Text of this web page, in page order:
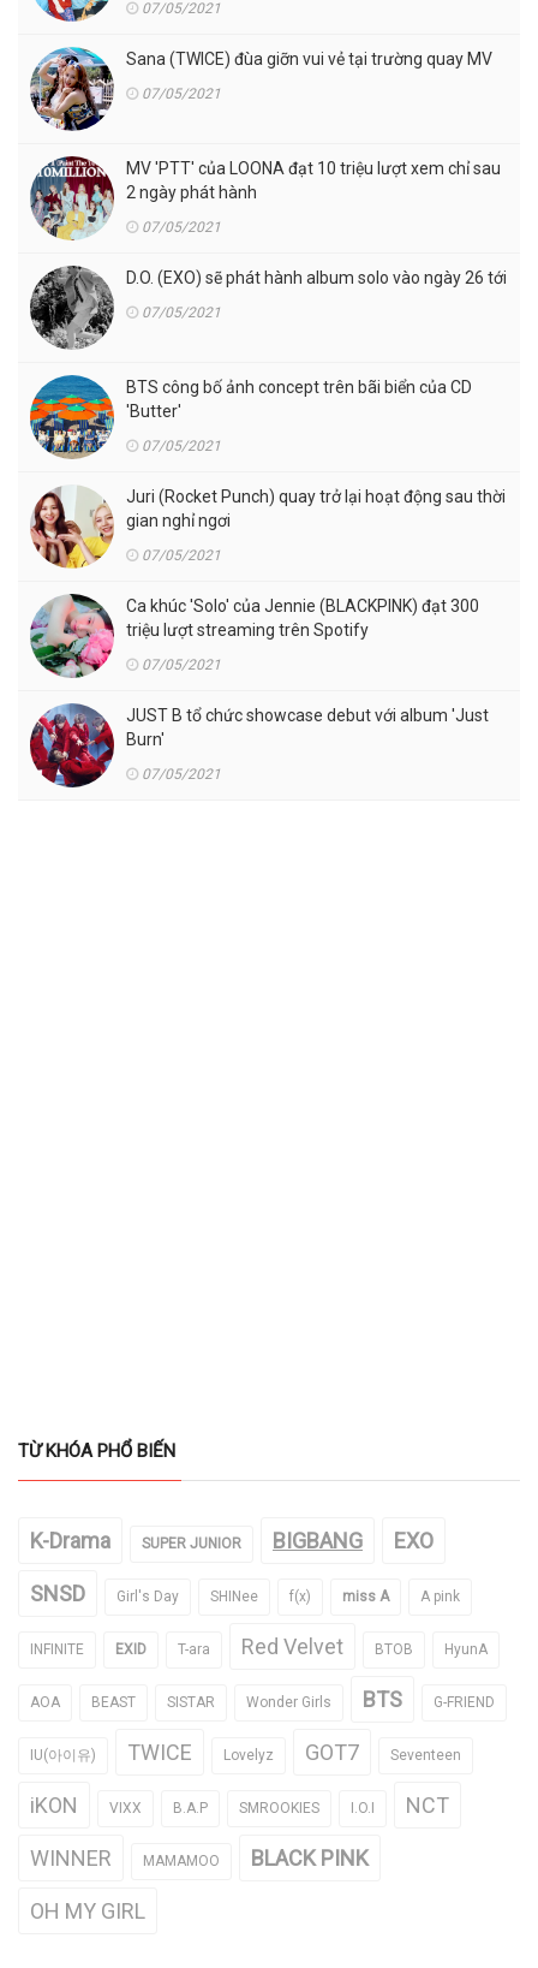
07/05/2021
Sana (TWICE) đùa giỡn vui vẻ tại trường quay MV
07/05/2021
MV 'PTT' của LOONA đạt 10 triệu lượt xem chỉ sau
2 ngày phát hành
07/05/2021
D.O. (EXO) sẽ phát hành album solo vào ngày 26 tới
07/05/2021
BTS công bố ảnh concept trên bãi biển của CD
'Butter'
07/05/2021
Juri (Rocket Punch) quay trở lại hoạt động sau thời
gian nghỉ ngơi
07/05/2021
Ca khúc 'Solo' của Jennie (BLACKPINK) đạt 300
triệu lượt streaming trên Spotify
07/05/2021
JUST B tổ chức showcase debut với album 'Just
Burn'
07/05/2021
TỪ KHÓA PHỔ BIẾN
K-Drama SUPER JUNIOR BIGBANG EXO
SNSD Girl's Day SHINee f(x) miss A A pink
INFINITE EXID T-ara Red Velvet BTOB HyunA
AOA BEAST SISTAR Wonder Girls BTS G-FRIEND
IU(아이유) TWICE Lovelyz GOT7 Seventeen
iKON VIXX B.A.P SMROOKIES I.O.I NCT
WINNER MAMAMOO BLACK PINK
OH MY GIRL